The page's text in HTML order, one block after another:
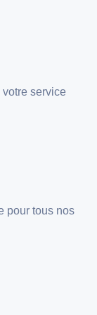
service
pour tous nos